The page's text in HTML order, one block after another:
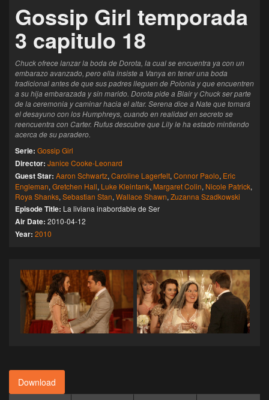
Gossip Girl temporada
3 capitulo 18
Chuck ofrece lanzar la boda de Dorota, la cual se encuentra ya con un
embarazo avanzado, pero ella insiste a Vanya en tener una boda
tradicional antes de que sus padres lleguen de Polonia y que encuentren
a su hija embarazada y sin marido. Dorota pide a Blair y Chuck ser parte
de la ceremonia y caminar hacia el altar. Serena dice a Nate que tomará
el desayuno con los Humphreys, cuando en realidad en secreto se
reencuentra con Carter. Rufus descubre que Lily le ha estado mintiendo
acerca de su paradero.
Serie: Gossip Girl
Director: Janice Cooke-Leonard
Guest Star: Aaron Schwartz, Caroline Lagerfelt, Connor Paolo, Eric
Engleman, Gretchen Hall, Luke Kleintank, Margaret Colin, Nicole Patrick,
Roya Shanks, Sebastian Stan, Wallace Shawn, Zuzanna Szadkowski
Episode Title: La liviana inabordable de Ser
Air Date: 2010-04-12
Year: 2010
Download